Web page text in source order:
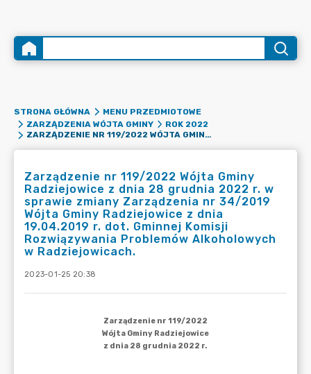
STRONA GŁÓWNA
MENU PRZEDMIOTOWE
ZARZĄDZENIA WÓJTA GMINY
ROK 2022
ZARZĄDZENIE NR 119/2022 WÓJTA GMINY RADZIEJOWICE Z DNIA 28 GRUDNIA 2022 R. W SPRAWIE ZMIANY ZARZĄDZENIA NR 34/2019 WÓJTA GMINY RADZIEJOWICE Z DNIA 19.04.2019 R. DOT. GMINNEJ KOMISJI ROZWIĄZYWANIA PROBLEMÓW ALKOHOLOWYCH W RADZIEJOWICACH.
Zarządzenie nr 119/2022 Wójta Gminy
Radziejowice z dnia 28 grudnia 2022 r. w
sprawie zmiany Zarządzenia nr 34/2019
Wójta Gminy Radziejowice z dnia
19.04.2019 r. dot. Gminnej Komisji
Rozwiązywania Problemów Alkoholowych
w Radziejowicach.
2023-01-25 20:38